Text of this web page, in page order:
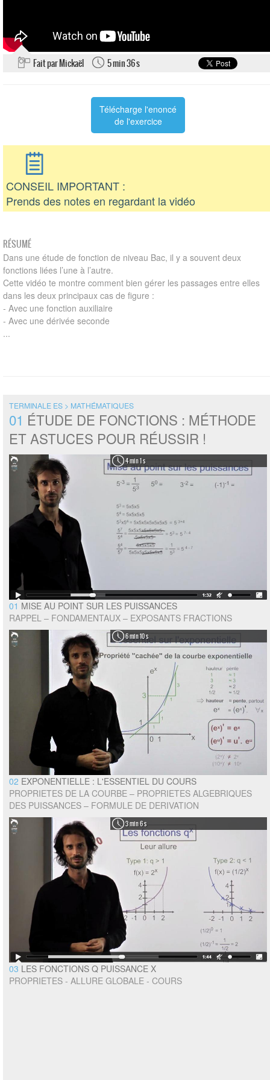
Fait par Mickaël 5 min 36 s
Télécharge l'enoncé
de l'exercice
CONSEIL IMPORTANT :
Prends des notes en regardant la vidéo
RÉSUMÉ
Dans une étude de fonction de niveau Bac, il y a souvent deux
fonctions liées l’une à l’autre.
Cette vidéo te montre comment bien gérer les passages entre elles
dans les deux principaux cas de figure :
- Avec une fonction auxiliaire
- Avec une dérivée seconde
...
TERMINALE ES > MATHÉMATIQUES
01 ÉTUDE DE FONCTIONS : MÉTHODE
ET ASTUCES POUR RÉUSSIR !
4 min 1 s
01 MISE AU POINT SUR LES PUISSANCES
RAPPEL – FONDAMENTAUX – EXPOSANTS FRACTIONS
6 min 10 s
02 EXPONENTIELLE : L'ESSENTIEL DU COURS
PROPRIETES DE LA COURBE – PROPRIETES ALGEBRIQUES
DES PUISSANCES – FORMULE DE DERIVATION
3 min 6 s
03 LES FONCTIONS Q PUISSANCE X
PROPRIETES - ALLURE GLOBALE - COURS